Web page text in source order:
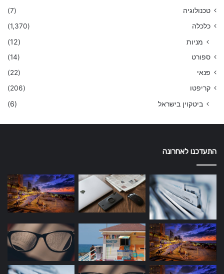
טכנולוגיה
(7)
כלכלה
(1,370)
מניות (12)
ספורט
(14)
פנאי
(22)
קריפטו
(206)
ביטקוין בישראל (6)
התעדכנו לאחרונה